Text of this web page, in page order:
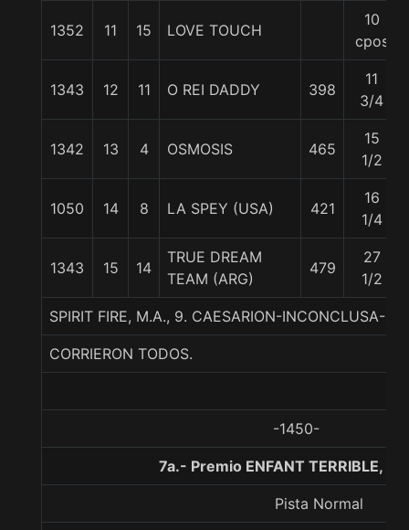
1352 11 15 LOVE TOUCH
10
cpos
1343 12 11 O REI DADDY 398
11
3/4
1342 13 4 OSMOSIS 465
15
1/2
1050 14 8 LA SPEY (USA) 421
16
1/4
1343 15 14
TRUE DREAM
TEAM (ARG)
479
27
1/2
SPIRIT FIRE, M.A., 9. CAESARION-INCONCLUSA-
CORRIERON TODOS.
-1450-
7a.- Premio ENFANT TERRIBLE,
Pista Normal